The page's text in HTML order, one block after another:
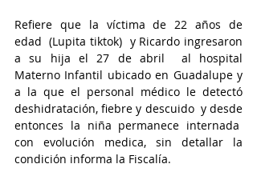
Refiere que la víctima de 22 años de
edad  (Lupita tiktok)  y Ricardo ingresaron
a su hija el 27 de abril  al hospital
Materno Infantil ubicado en Guadalupe y
a la que el personal médico le detectó
deshidratación, fiebre y descuido  y desde
entonces la niña permanece internada
con evolución medica, sin detallar la
condición informa la Fiscalía.